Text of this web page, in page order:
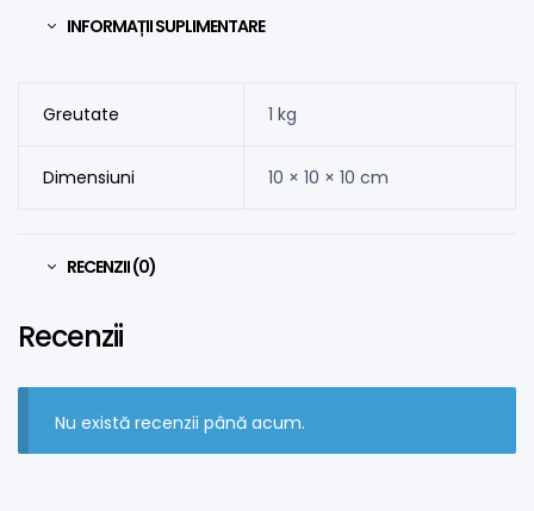
INFORMAȚII SUPLIMENTARE
Greutate 1 kg
Dimensiuni 10 × 10 × 10 cm
RECENZII (0)
Recenzii
Nu există recenzii până acum.